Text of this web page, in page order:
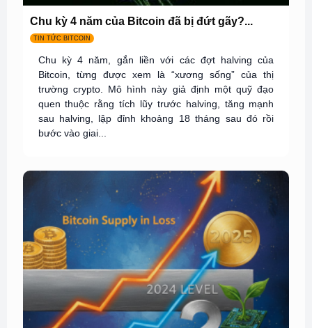
Chu kỳ 4 năm của Bitcoin đã bị đứt gãy?...
TIN TỨC BITCOIN
Chu kỳ 4 năm, gắn liền với các đợt halving của
Bitcoin, từng được xem là “xương sống” của thị
trường crypto. Mô hình này giả định một quỹ đạo
quen thuộc rằng tích lũy trước halving, tăng mạnh
sau halving, lập đỉnh khoảng 18 tháng sau đó rồi
bước vào giai...